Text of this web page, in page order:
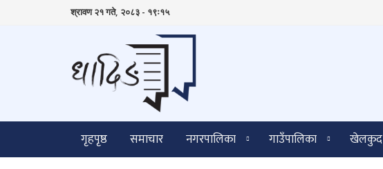
श्रावण २१ गते, २०८३ - १९ः१५
गृहपृष्ठ समाचार नगरपालिका गाउँपालिका खेलकुद